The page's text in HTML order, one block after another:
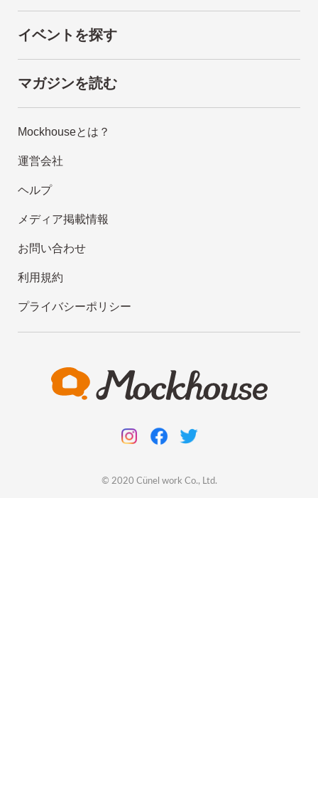
イベントを探す
マガジンを読む
Mockhouseとは？
運営会社
ヘルプ
メディア掲載情報
お問い合わせ
利用規約
プライバシーポリシー
© 2020 Cünel work Co., Ltd.